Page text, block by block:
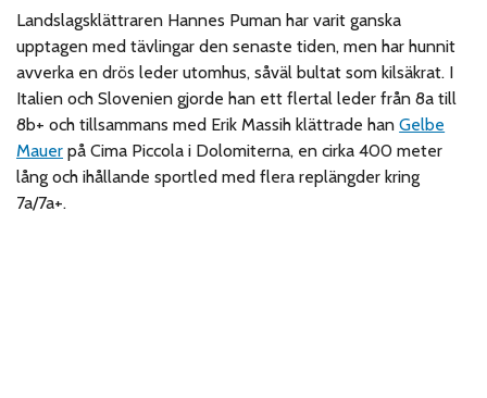
Landslagsklättraren Hannes Puman har varit ganska
upptagen med tävlingar den senaste tiden, men har hunnit
avverka en drös leder utomhus, såväl bultat som kilsäkrat. I
Italien och Slovenien gjorde han ett flertal leder från 8a till
8b+ och tillsammans med Erik Massih klättrade hanGelbe
Mauer på Cima Piccola i Dolomiterna, en cirka 400 meter
lång och ihållande sportled med flera replängder kring
7a/7a+.